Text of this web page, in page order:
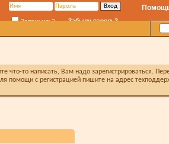
Запомнить? Забыли пароль?
то написать, Вам надо зарегистрироваться.
с регистрацией пишите на адрес